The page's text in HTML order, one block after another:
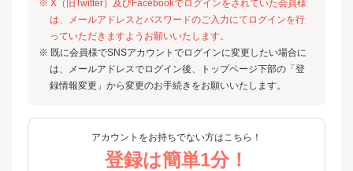
※ X（旧Twitter）及びFacebookでログインをされていた会員様
は、メールアドレスとパスワードのご入力にてログインを行
っていただきますようお願いいたします。
※ 既に会員様でSNSアカウントでログインに変更したい場合に
は、メールアドレスでログイン後、トップページ下部の「登
録情報変更」から変更のお手続きをお願いいたします。
アカウントをお持ちでない方はこちら！
登録は簡単1分！